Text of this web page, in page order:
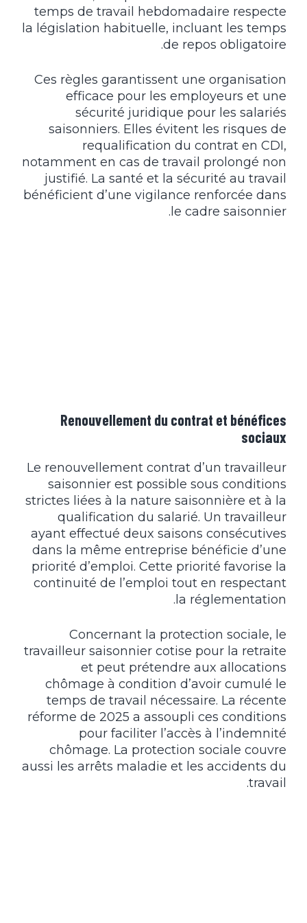
temps de travail hebdomadaire respecte
la législation habituelle, incluant les temps
de repos obligatoire.
Ces règles garantissent une organisation
efficace pour les employeurs et une
sécurité juridique pour les salariés
saisonniers. Elles évitent les risques de
requalification du contrat en CDI,
notamment en cas de travail prolongé non
justifié. La santé et la sécurité au travail
bénéficient d’une vigilance renforcée dans
le cadre saisonnier.
Renouvellement du contrat et bénéfices
sociaux
Le renouvellement contrat d’un travailleur
saisonnier est possible sous conditions
strictes liées à la nature saisonnière et à la
qualification du salarié. Un travailleur
ayant effectué deux saisons consécutives
dans la même entreprise bénéficie d’une
priorité d’emploi. Cette priorité favorise la
continuité de l’emploi tout en respectant
la réglementation.
Concernant la protection sociale, le
travailleur saisonnier cotise pour la retraite
et peut prétendre aux allocations
chômage à condition d’avoir cumulé le
temps de travail nécessaire. La récente
réforme de 2025 a assoupli ces conditions
pour faciliter l’accès à l’indemnité
chômage. La protection sociale couvre
aussi les arrêts maladie et les accidents du
travail.